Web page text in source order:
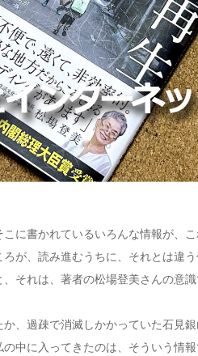
に書かれているいろんな情報が、
が、読み進むうちに、それとは違
それは、著者の松場登美さんの意識
、過疎で消滅しかかっていた石見
中に入ってきたのは、そういう情